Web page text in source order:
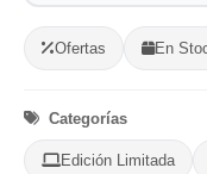
Ofertas En
Categorías
Edición Limitada
Por qué lo amarás:
✨ Ideal para regalo
✨ Transforma